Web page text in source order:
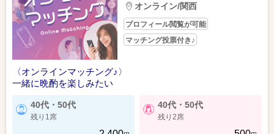
オンライン/関西
プロフィール閲覧が可能
マッチング投票付き♪
〈オンラインマッチング♪〉
一緒に晩酌を楽しみたい
40代・50代
残り1席
40代・50代
残り2席